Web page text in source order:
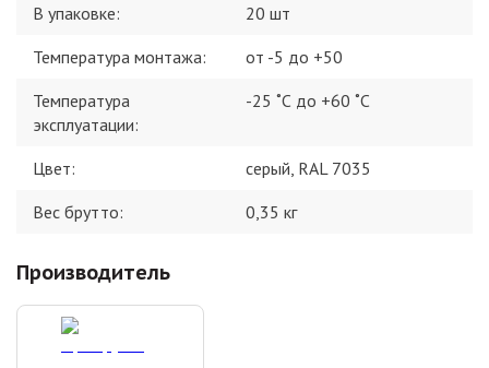
В упаковке:
20 шт
Температура монтажа:
от -5 до +50
Температура
эксплуатации:
-25 ˚С до +60 ˚С
Цвет:
серый, RAL 7035
Вес брутто:
0,35 кг
Производитель